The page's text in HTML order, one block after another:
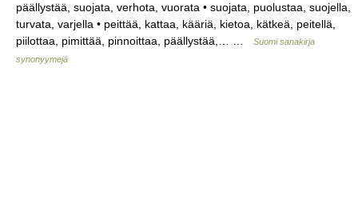
päällystää, suojata, verhota, vuorata • suojata, puolustaa, suojella,
turvata, varjella • peittää, kattaa, kääriä, kietoa, kätkeä, peitellä,
piilottaa, pimittää, pinnoittaa, päällystää,… …
Suomi sanakirja
synonyymejä